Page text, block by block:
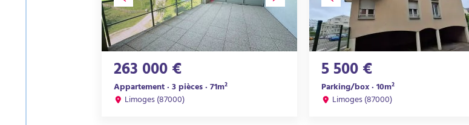
263 000 €
Appartement · 3 pièces · 71m²
Limoges (87000)
5 500 €
Parking/box · 10m²
Limoges (87000)